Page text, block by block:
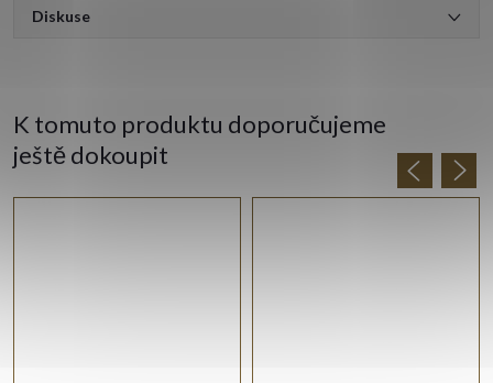
Diskuse
K tomuto produktu doporučujeme
ještě dokoupit